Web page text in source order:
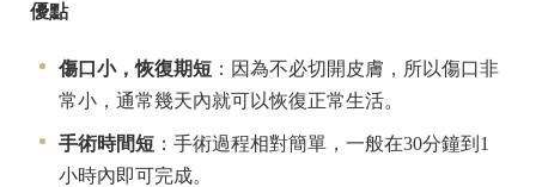
優點
傷口小，恢復期短 ：因為不必切開皮膚，所以傷口非
常小，通常幾天內就可以恢復正常生活。
手術時間短 ：手術過程相對簡單，一般在30分鐘到1
小時內即可完成。